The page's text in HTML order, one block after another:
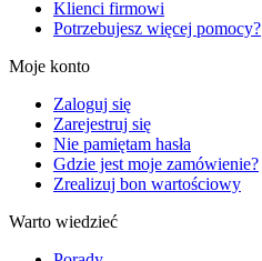
Klienci firmowi
Potrzebujesz więcej pomocy?
Moje konto
Zaloguj się
Zarejestruj się
Nie pamiętam hasła
Gdzie jest moje zamówienie?
Zrealizuj bon wartościowy
Warto wiedzieć